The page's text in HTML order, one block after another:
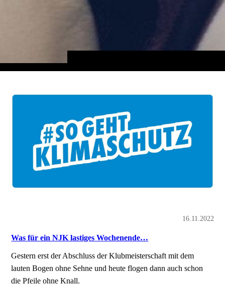
16.11.2022
Was für ein NJK lastiges Wochenende…
Gestern erst der Abschluss der Klubmeisterschaft mit dem
lauten Bogen ohne Sehne und heute flogen dann auch schon
die Pfeile ohne Knall.